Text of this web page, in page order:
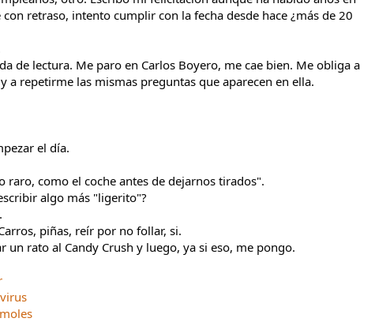
retraso, intento cumplir con la fecha desde hace ¿más de 20
de lectura. Me paro en Carlos Boyero, me cae bien. Me obliga a
a repetirme las mismas preguntas que aparecen en ella.
el día.
raro, como el coche antes de dejarnos tirados".
algo más "ligerito"?
piñas, reír por no follar, si.
un rato al Candy Crush y luego, ya si eso, me pongo.